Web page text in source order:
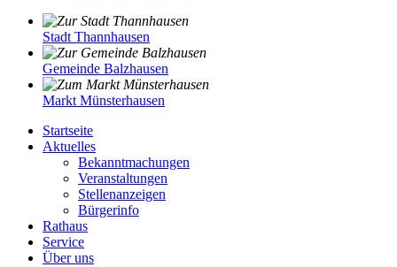
Stadt Thannhausen
Gemeinde Balzhausen
Markt Münsterhausen
Startseite
Aktuelles
Bekanntmachungen
Veranstaltungen
Stellenanzeigen
Bürgerinfo
Rathaus
Service
Über uns